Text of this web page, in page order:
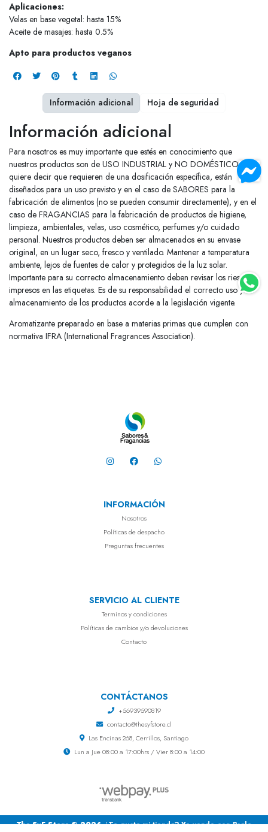
Aplicaciones:
Velas en base vegetal: hasta 15%
Aceite de masajes: hasta 0.5%
Apto para productos veganos
Información adicional
Para nosotros es muy importante que estés en conocimiento que
nuestros productos son de USO INDUSTRIAL y NO DOMÉSTICO. Esto
quiere decir que requieren de una dosificación específica, están
diseñados para un uso previsto y en el caso de SABORES para la
fabricación de alimentos (no se pueden consumir directamente), y en el
caso de FRAGANCIAS para la fabricación de productos de higiene,
limpieza, ambientales, velas, uso cosmético, perfumes y/o cuidado
personal. Nuestros productos deben ser almacenados en su envase
original, en un lugar seco, fresco y ventilado. Mantener a temperatura
ambiente, lejos de fuentes de calor y protegidos de la luz solar.
Importante para su correcto almacenamiento deben revisar los riesgos
impresos en las etiquetas. Es de su responsabilidad el correcto uso y
almacenamiento de los productos acorde a la legislación vigente.
Aromatizante preparado en base a materias primas que cumplen con
normativa IFRA (International Fragrances Association).
Información adicional Hoja de seguridad
INFORMACIÓN
Nosotros
Políticas de despacho
Preguntas frecuentes
SERVICIO AL CLIENTE
Terminos y condiciones
Políticas de cambios y/o devoluciones
Contacto
CONTÁCTANOS
+56939590819
contacto@thesyfstore.cl
Las Encinas 268, Cerrillos, Santiago
Lun a Jue 08:00 a 17:00hrs / Vier 8:00 a 14:00
The SyF Store © 2026¿Te gusta mi tienda? Yo vendo conBsale